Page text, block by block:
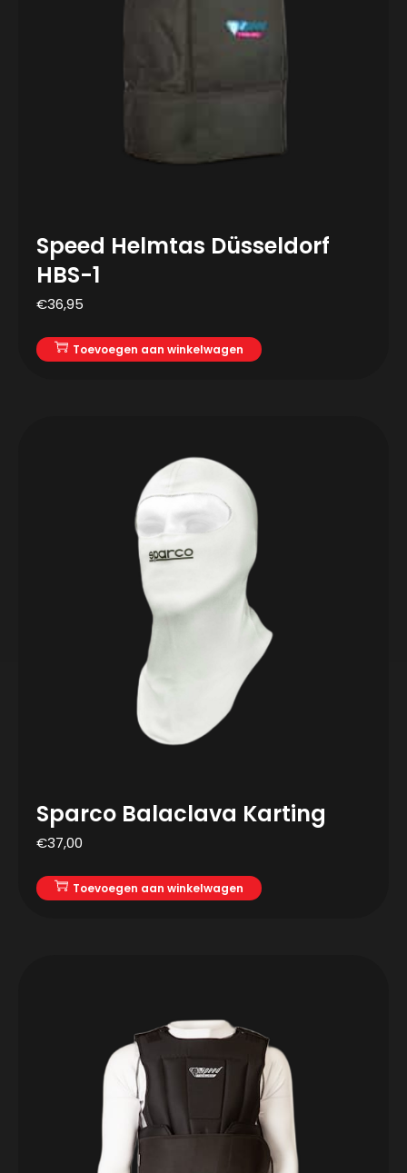
Speed Helmtas Düsseldorf
HBS-1
€36,95
Toevoegen aan winkelwagen
Sparco Balaclava Karting
€37,00
Toevoegen aan winkelwagen